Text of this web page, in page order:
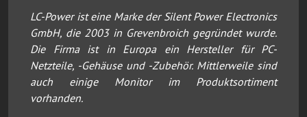
LC-Power ist eine Marke der Silent Power Electronics
GmbH, die 2003 in Grevenbroich gegründet wurde.
Die Firma ist in Europa ein Hersteller für PC-
Netzteile, -Gehäuse und -Zubehör. Mittlerweile sind
auch einige Monitor im Produktsortiment
vorhanden.